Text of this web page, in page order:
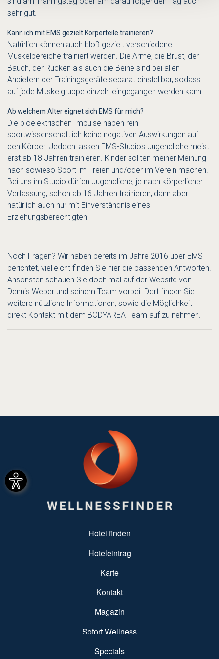
sehr gut.
Kann ich mit EMS gezielt Körperteile trainieren?
Natürlich können auch bloß gezielt verschiedene
Muskelbereiche trainiert werden. Die Arme, die Brust, der
Bauch, der Rücken als auch die Beine sind bei allen
Anbietern der Trainingsgeräte separat einstellbar, sodass
auf jede Muskelgruppe einzeln eingegangen werden kann.
Ab welchem Alter eignet sich EMS für mich?
Die bioelektrischen Impulse haben rein
sportwissenschaftlich keine negativen Auswirkungen auf
den Körper. Jedoch lassen EMS-Studios Jugendliche meist
erst ab 18 Jahren trainieren. Kinder sollten meiner Meinung
nach sowieso Sport im Freien und/oder im Verein machen.
Bei uns im Studio dürfen Jugendliche, je nach körperlicher
Verfassung, schon ab 16 Jahren trainieren, dann aber
natürlich auch nur mit Einverständnis eines
Erziehungsberechtigten.
Noch Fragen? Wir haben bereits im Jahre 2016 über EMS
berichtet, vielleicht finden Sie hier die passenden Antworten.
Ansonsten schauen Sie doch mal auf der Website von
Dennis Weber und seinem Team vorbei. Dort finden Sie
weitere nützliche Informationen, sowie die Möglichkeit
direkt Kontakt mit dem BODYAREA Team auf zu nehmen.
Hotel finden
Hoteleintrag
Karte
Kontakt
Magazin
Sofort Wellness
Specials